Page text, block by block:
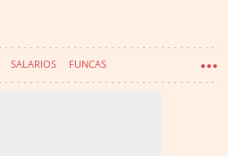
SALARIOS FUNCAS